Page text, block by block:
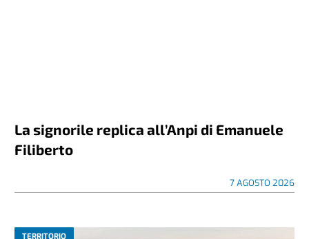
La signorile replica all’Anpi di Emanuele
Filiberto
7 AGOSTO 2026
TERRITORIO